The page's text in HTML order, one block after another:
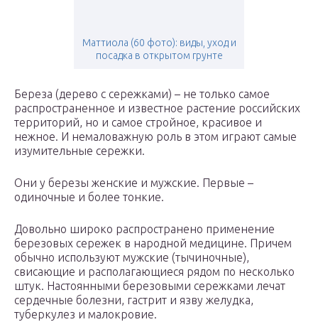
Маттиола (60 фото): виды, уход и
посадка в открытом грунте
Береза (дерево с сережками) – не только самое
распространенное и известное растение российских
территорий, но и самое стройное, красивое и
нежное. И немаловажную роль в этом играют самые
изумительные сережки.
Они у березы женские и мужские. Первые –
одиночные и более тонкие.
Довольно широко распространено применение
березовых сережек в народной медицине. Причем
обычно используют мужские (тычиночные),
свисающие и располагающиеся рядом по несколько
штук. Настоянными березовыми сережками лечат
сердечные болезни, гастрит и язву желудка,
туберкулез и малокровие.